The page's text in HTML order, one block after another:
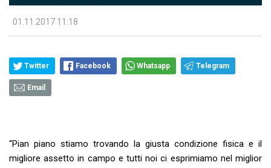
01.11.2017 11:18
Twitter Facebook Whatsapp Telegram
Email
“Pian piano stiamo trovando la giusta condizione fisica e il
migliore assetto in campo e tutti noi ci esprimiamo nel miglior